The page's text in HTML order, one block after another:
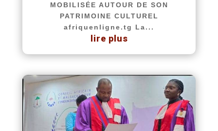
MOBILISÉE AUTOUR DE SON
PATRIMOINE CULTUREL
afriquenligne.tg La...
lire plus